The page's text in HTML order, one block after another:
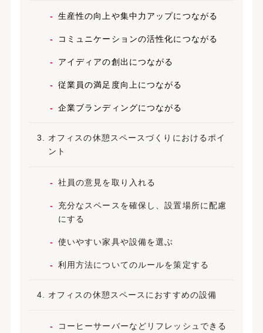
生産性の向上や集中力アップにつながる
コミュニケーションの活性化につながる
アイディアの創出につながる
従業員の満足度向上につながる
企業ブランディングにつながる
オフィスの休憩スペースづくりにおけるポイ
ント
社員の意見を取り入れる
充分なスペースを確保し、設置場所に配慮
にする
使いやすい家具や設備を選ぶ
利用方法についてのルールを策定する
オフィスの休憩スペースにおすすめの設備
コーヒーサーバーなどリフレッシュできる